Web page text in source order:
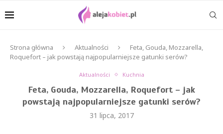
Strona główna Aktualności
Feta, Gouda, Mozzarella,
Roquefort – jak powstają najpopularniejsze gatunki serów?
Aktualności Kuchnia
Feta, Gouda, Mozzarella, Roquefort – jak
powstają najpopularniejsze gatunki serów?
31 lipca, 2017